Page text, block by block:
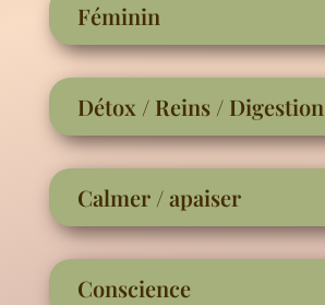
Féminin
Détox / Reins / Digestion
Calmer / apaiser
Conscience